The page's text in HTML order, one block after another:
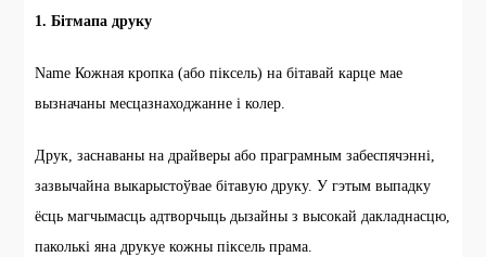
1. Бітмапа друку
Name Кожная кропка (або піксель) на бітавай карце мае
вызначаны месцазнаходжанне і колер.
Друк, заснаваны на драйверы або праграмным забеспячэнні,
зазвычайна выкарыстоўвае бітавую друку. У гэтым выпадку
ёсць магчымасць адтворчыць дызайны з высокай дакладнасцю,
паколькі яна друкуе кожны піксель прама.